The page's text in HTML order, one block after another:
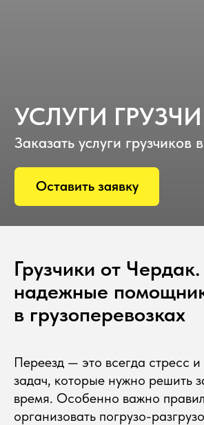
Грузчики от
надежные
в грузоперевозках
Переезд — это всегда стресс
задач, которые нужно решить
время. Особенно важно
организовать погрузо-